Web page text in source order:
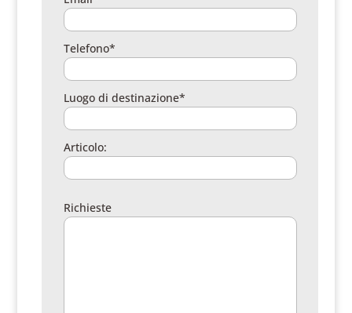
Telefono*
Luogo di destinazione*
Articolo:
Richieste